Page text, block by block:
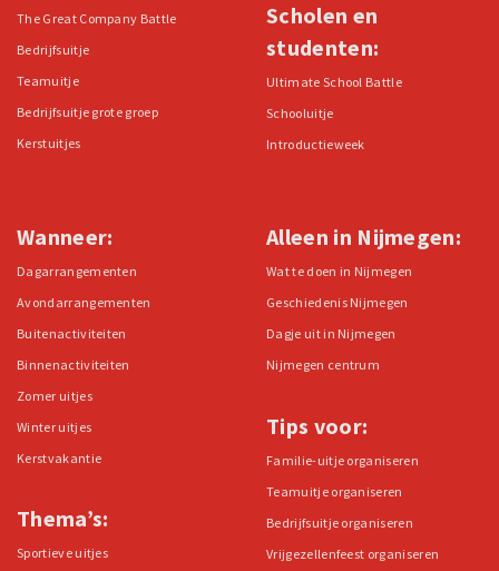
The Great Company Battle
Bedrijfsuitje
Teamuitje
Bedrijfsuitje grote groep
Kerstuitjes
Scholen en
studenten:
Ultimate School Battle
Schooluitje
Introductieweek
Wanneer:
Dagarrangementen
Avondarrangementen
Buitenactiviteiten
Binnenactiviteiten
Zomer uitjes
Winter uitjes
Kerstvakantie
Thema’s:
Sportieve uitjes
Alleen in Nijmegen:
Wat te doen in Nijmegen
Geschiedenis Nijmegen
Dagje uit in Nijmegen
Nijmegen centrum
Tips voor:
Familie-uitje organiseren
Teamuitje organiseren
Bedrijfsuitje organiseren
Vrijgezellenfeest organiseren